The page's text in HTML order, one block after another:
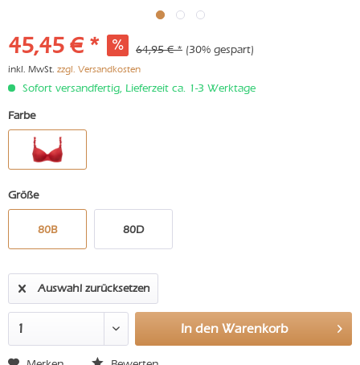
45,45 € * 64,95 € * (30% gespart)
inkl. MwSt. zzgl. Versandkosten
Sofort versandfertig, Lieferzeit ca. 1-3 Werktage
Farbe
Größe
80B 80D
Auswahl zurücksetzen
In den Warenkorb